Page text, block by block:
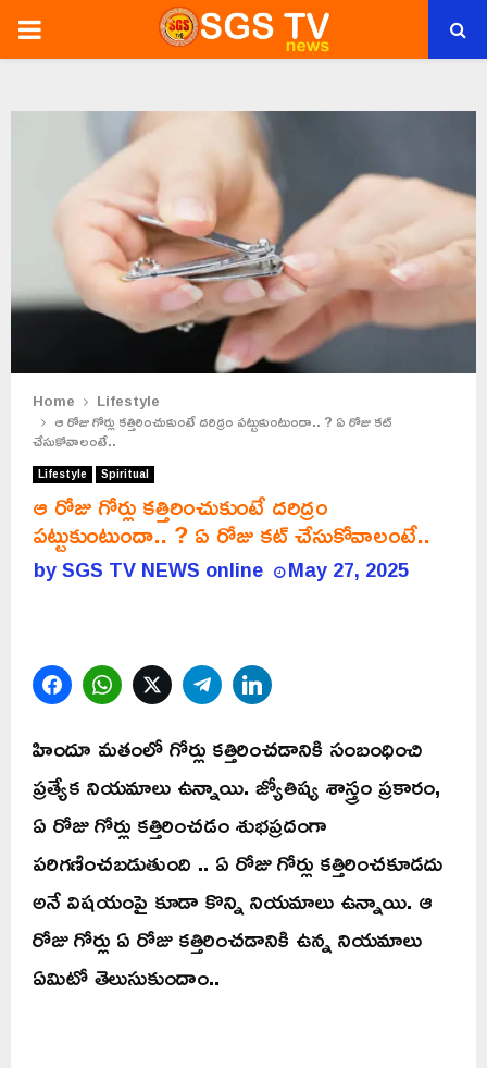
PRIMARY
Home Lifestyle
ఆ రోజు గోర్లు కత్తిరించుకుంటే దరిద్రం పట్టుకుంటుందా.. ? ఏ రోజు కట్
చేసుకోవాలంటే..
Lifestyle Spiritual
ఆ రోజు గోర్లు కత్తిరించుకుంటే దరిద్రం
పట్టుకుంటుందా.. ? ఏ రోజు కట్ చేసుకోవాలంటే..
bySGS TV NEWS online May 27, 2025
FacebookWhatsAppTwitterTelegram
హిందూ మతంలో గోర్లు కత్తిరించడానికి సంబంధించి
ప్రత్యేక నియమాలు ఉన్నాయి. జ్యోతిష్య శాస్త్రం ప్రకారం,
ఏ రోజు గోర్లు కత్తిరించడం శుభప్రదంగా
పరిగణించబడుతుంది .. ఏ రోజు గోర్లు కత్తిరించకూడదు
అనే విషయంపై కూడా కొన్ని నియమాలు ఉన్నాయి. ఆ
రోజు గోర్లు ఏ రోజు కత్తిరించడానికి ఉన్న నియమాలు
ఏమిటో తెలుసుకుందాం..